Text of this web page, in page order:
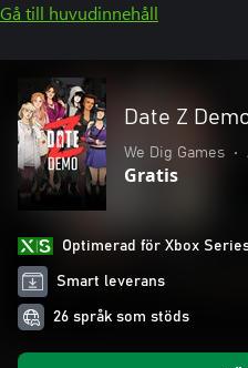
Gå till huvudinnehåll
Date Z
We Dig Games •
Gratis
Optimerad för Xbox
Smart leverans
26 språk som stöds